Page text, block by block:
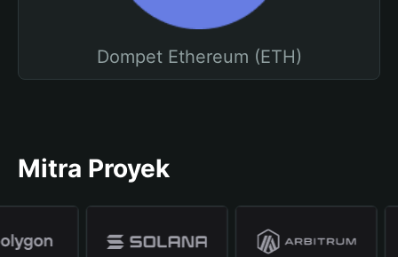
Dompet Ethereum (ETH)
Mitra Proyek